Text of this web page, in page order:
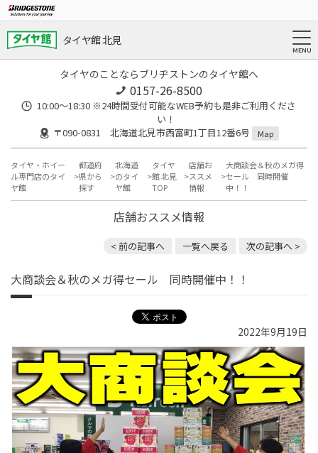
タイヤ館 北見
タイヤのことならブリヂストンのタイヤ館へ
0157-26-8500
10:00～18:30 ※24時間受付可能なWEB予約も是非ご利用くださ
い！
〒090-0831 北海道北見市西富町1丁目12番6号
Map
タイヤ・ホイー
ル専門店のタイ
ヤ館
都道府
県から
探す
北海道
のタイ
ヤ館
タイヤ
館 北見
TOP
店舗お
ススメ
情報
大商談会＆秋のメガ得
セール 同時開催
中！！
店舗おススメ情報
< 前の記事へ 一覧へ戻る 次の記事へ >
大商談会＆秋のメガ得セール 同時開催中！！
2022年9月19日